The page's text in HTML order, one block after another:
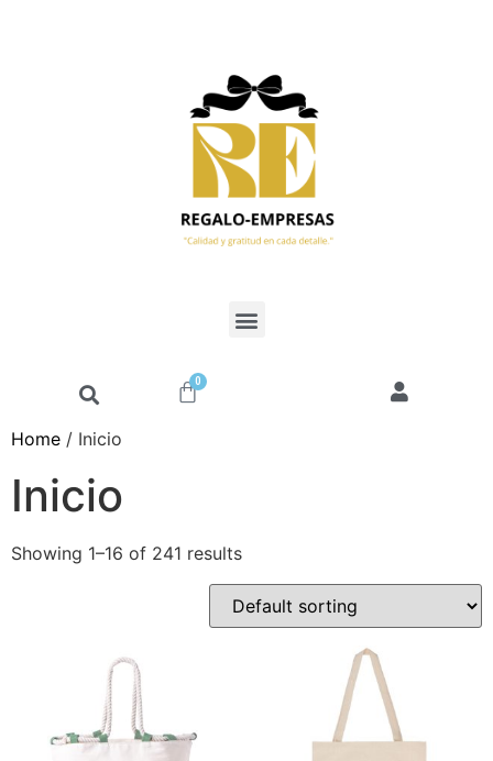
0
Home / Inicio
Inicio
Showing 1–16 of 241 results